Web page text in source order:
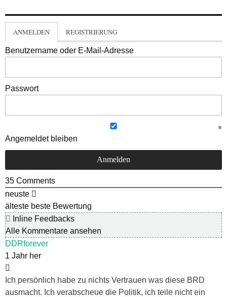
ANMELDEN REGISTRIERUNG
Benutzername oder E-Mail-Adresse
Passwort
Angemeldet bleiben
35 Comments
neuste
älteste beste Bewertung
Inline Feedbacks
Alle Kommentare ansehen
DDRforever
1 Jahr her
Ich persönlich habe zu nichts Vertrauen was diese BRD
ausmacht. Ich verabscheue die Politik, ich teile nicht ein